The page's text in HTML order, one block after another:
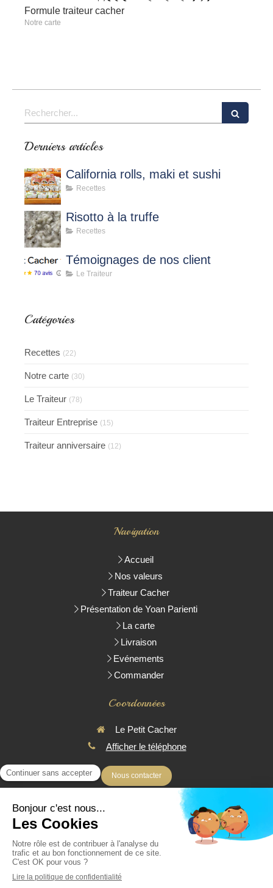
Formule traiteur cacher
Notre carte
Rechercher
Derniers articles
California rolls, maki et sushi
Recettes
Risotto à la truffe
Recettes
Témoignages de nos client
Le Traiteur
Catégories
Recettes (22)
Notre carte (30)
Le Traiteur (78)
Traiteur Entreprise (15)
Traiteur anniversaire (12)
Navigation
Accueil
Nos valeurs
Traiteur Cacher
Présentation de Yoan Parienti
La carte
Livraison
Evénements
Commander
Coordonnées
Le Petit Cacher
Afficher le téléphone
Nous contacter
* Toutes les pièces réalisées sont Parvé
© 2016 - Le Petit Cacher - Traiteur Cacher à domicile - Livraison